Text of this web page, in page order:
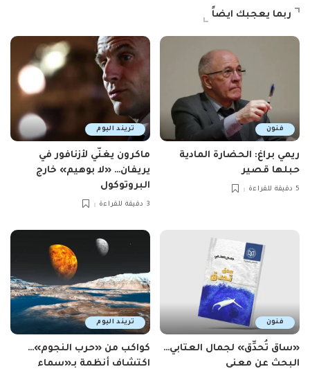
ربما يعجبك ايضاً
فنون
ريمي براغ: الحضارة المادية
حبلها قصير
5 دقيقة للقراءة
تريند اليوم
ماكرون يغنّي لأزنافور في
يريفان… «لا بوهيم» خارج
البروتوكول
3 دقيقة للقراءة
فنون
«ساق تُحدِّق» لجمال العتابي…
البحث عن معنى
تريند اليوم
كواكب من «حرب النجوم»…
اكتشاف أنظمة بـ«سماء